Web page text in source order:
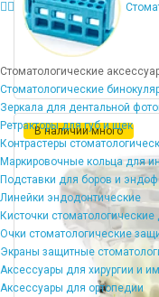
Стоматологические
Стоматологические
Зеркала для дентальной
Ретракторы для губ и щек
Контрастеры
Маркировочные кольца для
Подставки для боров и
Линейки эндодонтические
Кисточки
Очки стоматологические
Экраны защитные
Аксессуары для хирургии и
Аксессуары для ортопедии
В наличии много